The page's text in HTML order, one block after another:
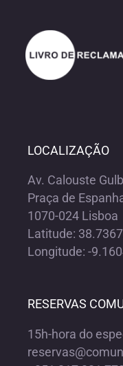
LOCALIZAÇÃO
Av. Calouste
Praça de
1070-024 Lisboa
Latitude:
Longitude: -
RESERVAS
15h-hora do